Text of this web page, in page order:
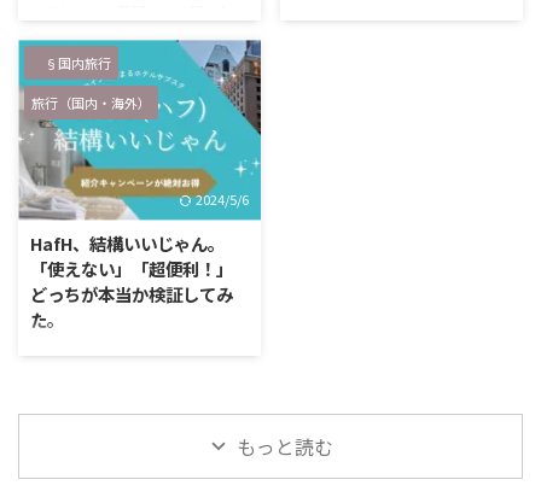
たらすぐに …
す。 「国内外いろいろ行ってるけ
ど、情報ってどうやって集めてる
の？」 「よくそんな所を知って
るね！」 国内・海外旅行ともに
同じですが、まず「ガイドブッ
ク」を入手します。 行きたいと
こをざっと調べたら、今度はSNS
でリサーチ。 そして現地に付い
そして宿に着いたら、ホテルが用
意しているガイドブックやマップ
を入手。 このホテルお手製のマ
ップやガイドブック、 そしてロ
§国内旅行
旅行（国内・海外）
2024/5/6
HafH、結構いいじゃん。
「使えない」「超便利！」
どっちが本当か検証してみ
た。
います。 第二弾を楽しみにしつ
つ、第二弾に飛び乗れるように是もっと読む